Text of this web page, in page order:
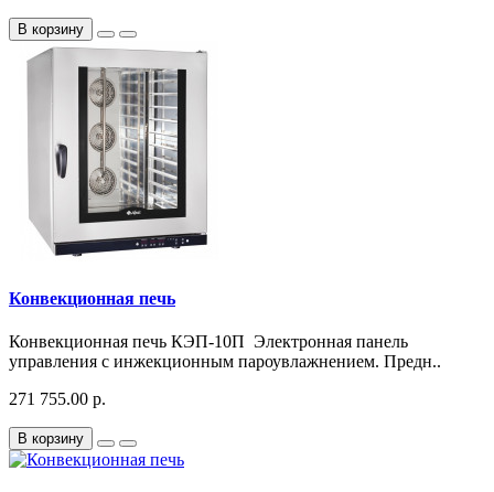
В корзину
Конвекционная печь
Конвекционная печь КЭП-10П Электронная панель
управления с инжекционным пароувлажнением. Предн..
271 755.00 р.
В корзину